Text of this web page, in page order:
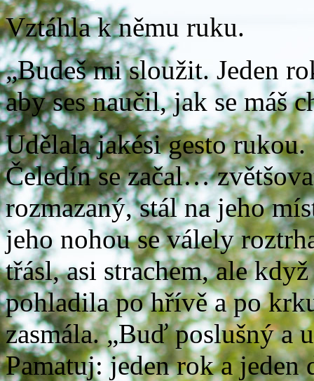
Vztáhla k němu ruku.
„Budeš mi sloužit. Jeden
aby ses naučil, jak se máš
Udělala jakési gesto
Čeledín se začal…
rozmazaný, stál na jeho
jeho nohou se válely
třásl, asi strachem, ale
pohladila po hřívě a po
zasmála. „Buď poslušný a
Pamatuj: jeden rok a jeden